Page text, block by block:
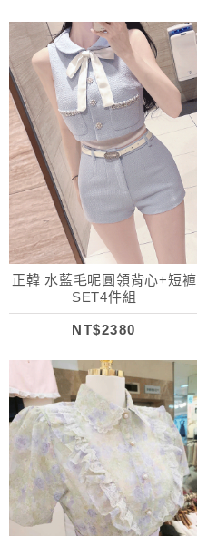
正韓 水藍毛呢圓領背心+短褲
SET4件組
NT$2380